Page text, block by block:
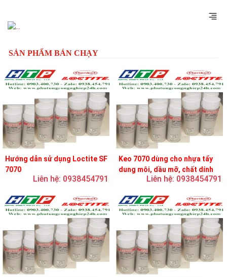
SẢN PHẨM BÁN CHẠY
Hướng dẫn sử dụng Loctite SF
7070
Liên hệ: 0938454791
Keo 7070 dùng cho nhựa tẩy
dung môi, dầu mỡ, chất dính
và chất bôi trơnLiên hệ: 0938454791